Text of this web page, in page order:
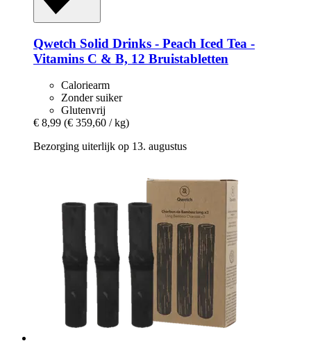
Qwetch Solid Drinks -​ Peach Iced Tea -​
Vitamins C & B, 12 Bruistabletten
Caloriearm
Zonder suiker
Glutenvrij
€ 8,99 (€ 359,60 / kg)
Bezorging uiterlijk op 13. augustus